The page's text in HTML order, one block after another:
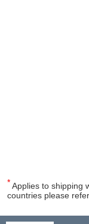
*Applies to shipping
countries please